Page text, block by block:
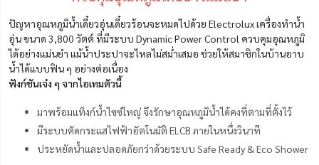
ปัญหาอุณหภูมิน้ำเดี๋ยวอุ่นเดี๋ยวร้อนจะหมดไปด้วย Electrolux เครื่องทำน้ำ
อุ่น ขนาด 3,800 วัตต์ ที่มีระบบ Dynamic Power Control ควบคุมอุณหภูมิ
ได้อย่างแม่นยำ แม้น้ำประปาจะไหลไม่สม่ำเสมอ ช่วยให้สมาชิกในบ้านอาบ
น้ำได้แบบฟิน ๆ อย่างต่อเนื่อง
ฟังก์ชันเจ๋ง ๆ จากไอเทมตัวนี้
มาพร้อมแท็งก์น้ำไซซ์ใหญ่ จึงรักษาอุณหภูมิน้ำได้คงที่ตามที่ตั้งไว้
มีระบบตัดกระแสไฟฟ้าอัตโนมัติ ELCB ภายในหนึ่งวินาที
ประหยัดน้ำและปลอดภัยกว่าด้วยระบบ Safe Ready & Eco Shower